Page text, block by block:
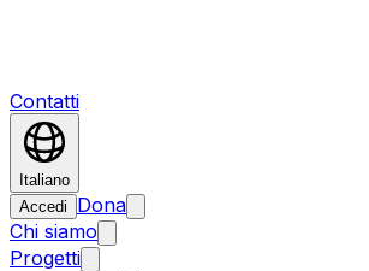
Contatti
Italiano
Accedi
Dona
Chi siamo
Progetti